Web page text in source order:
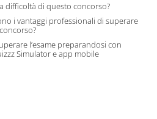
difficoltà di questo concorso?
i vantaggi professionali di superare
l’esame preparandosi con
Simulator e app mobile